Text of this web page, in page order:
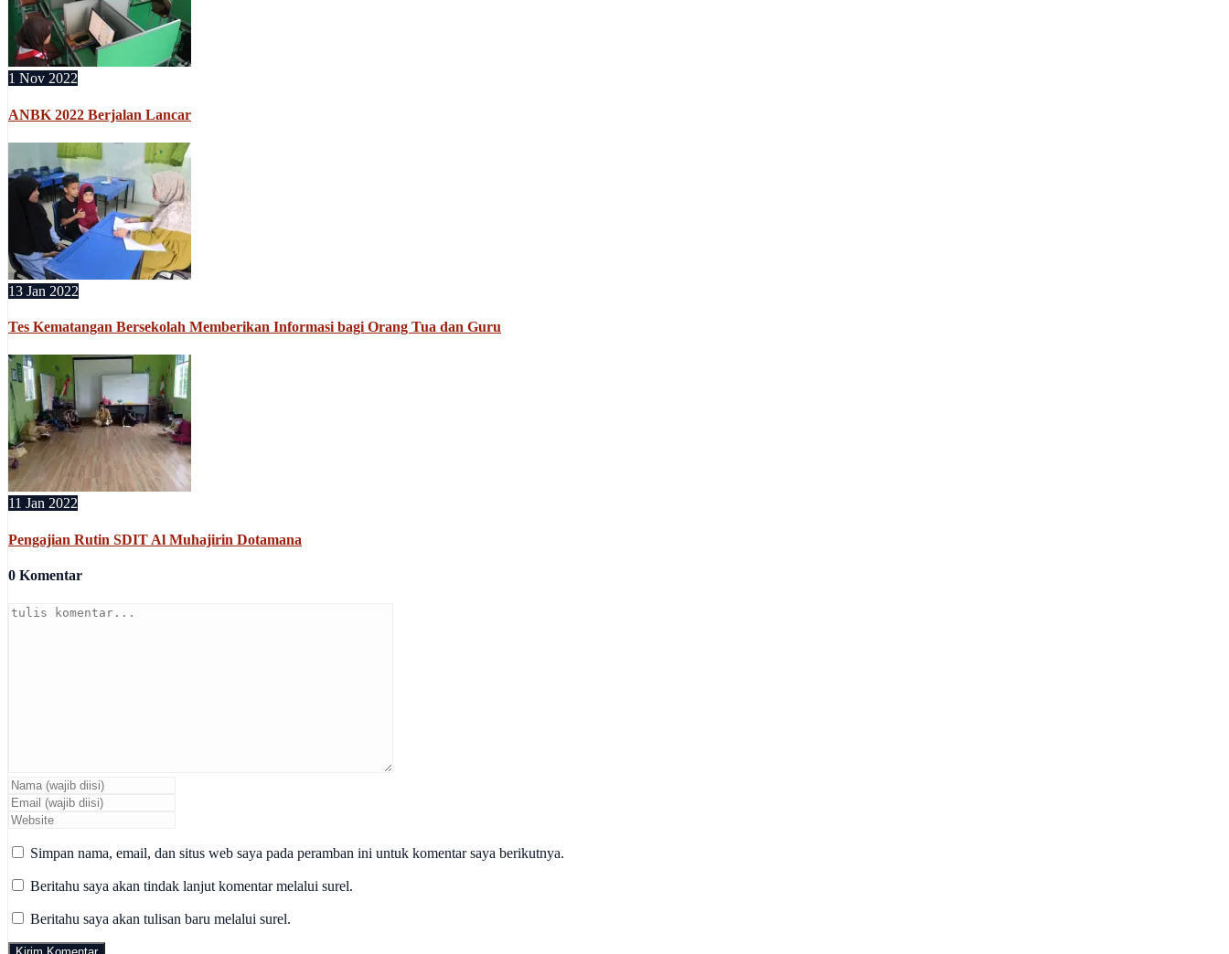
1 Nov 2022
ANBK 2022 Berjalan Lancar
13 Jan 2022
Tes Kematangan Bersekolah Memberikan Informasi bagi Orang Tua dan Guru
11 Jan 2022
Pengajian Rutin SDIT Al Muhajirin Dotamana
0 Komentar
Simpan nama, email, dan situs web saya pada peramban ini untuk komentar saya berikutnya.
Beritahu saya akan tindak lanjut komentar melalui surel.
Beritahu saya akan tulisan baru melalui surel.